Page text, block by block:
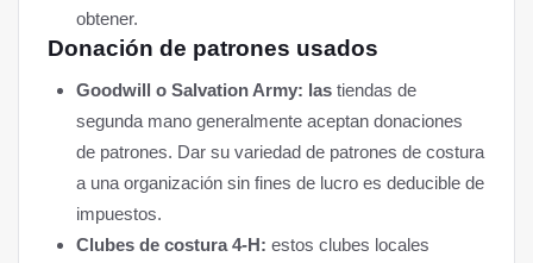
obtener.
Donación de patrones usados
Goodwill o Salvation Army: las tiendas de
segunda mano generalmente aceptan donaciones
de patrones. Dar su variedad de patrones de costura
a una organización sin fines de lucro es deducible de
impuestos.
Clubes de costura 4-H: estos clubes locales